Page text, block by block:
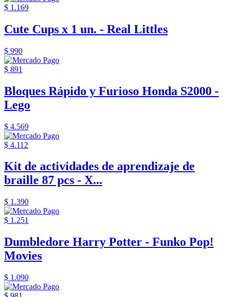
$ 1.169
Cute Cups x 1 un. - Real Littles
$ 990
$ 891
Bloques Rápido y Furioso Honda S2000 -
Lego
$ 4.569
$ 4.112
Kit de actividades de aprendizaje de
braille 87 pcs - X...
$ 1.390
$ 1.251
Dumbledore Harry Potter - Funko Pop!
Movies
$ 1.090